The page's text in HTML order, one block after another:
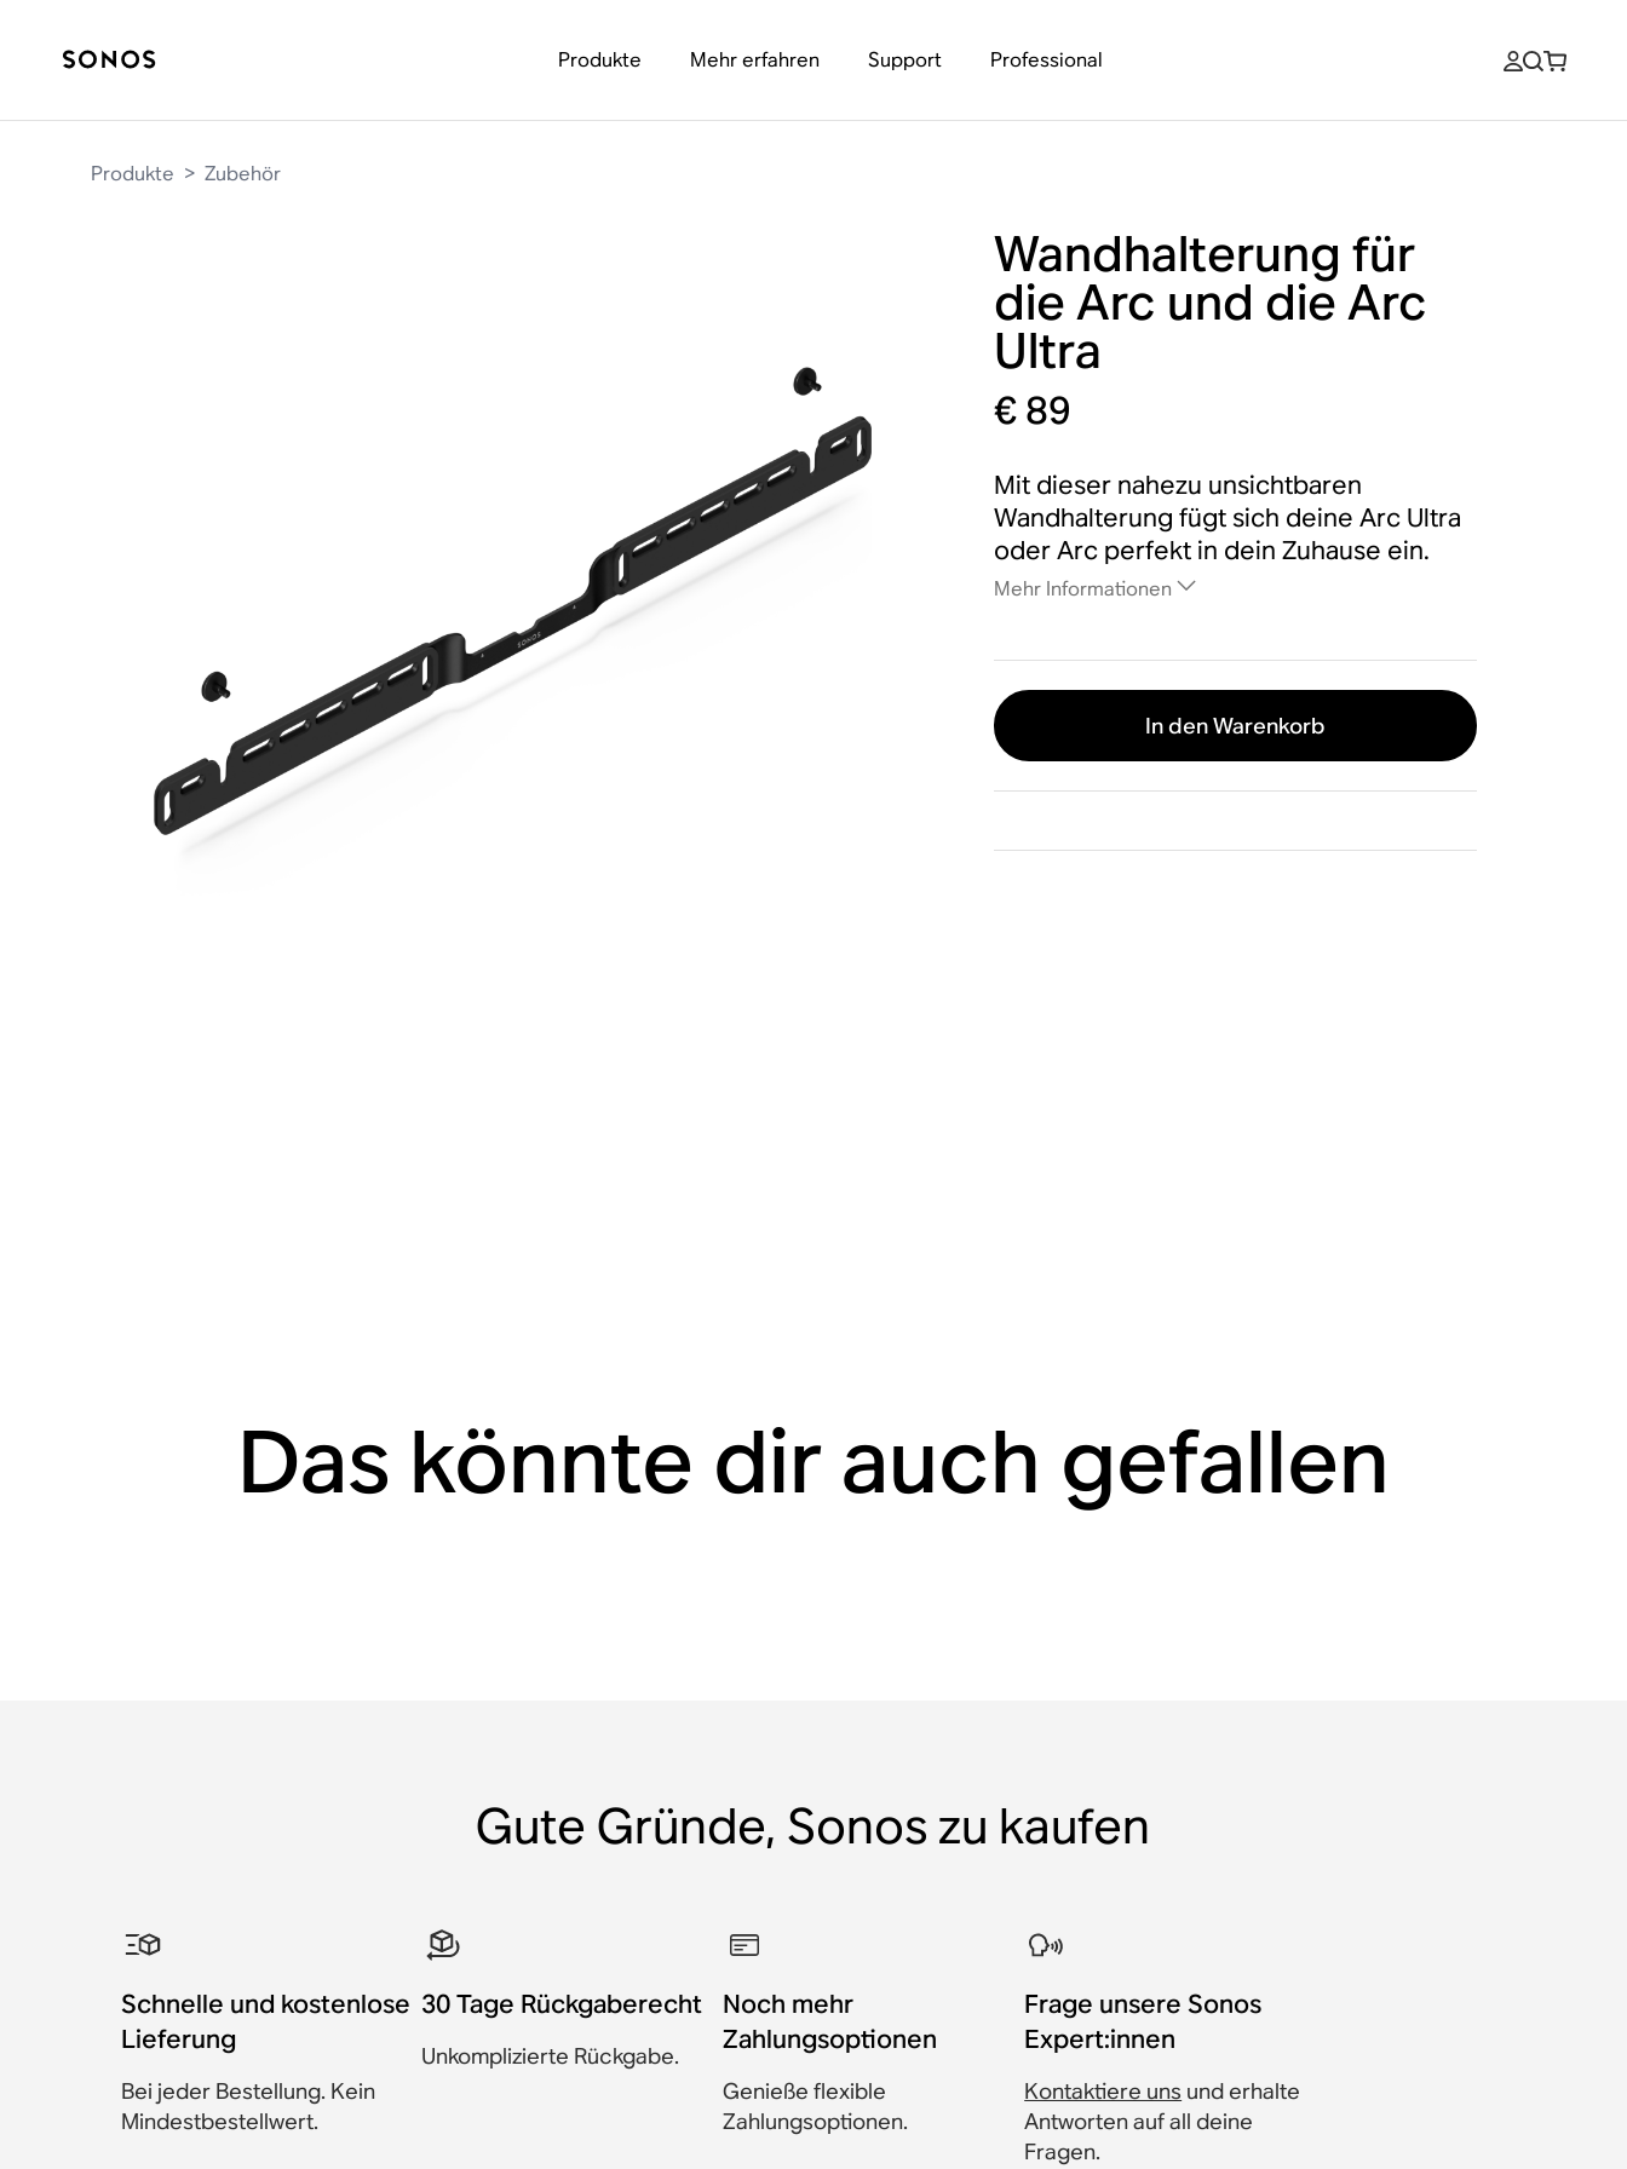
Produkte Mehr erfahren Support Professional
Produkte > Zubehör
Wandhalterung für
die Arc und die Arc
Ultra
€ 89
Mit dieser nahezu unsichtbaren
Wandhalterung fügt sich deine Arc Ultra
oder Arc perfekt in dein Zuhause ein.
Mehr Informationen
In den Warenkorb
Das könnte dir auch gefallen
Gute Gründe, Sonos zu kaufen
Schnelle und kostenlose
Lieferung
Bei jeder Bestellung. Kein
Mindestbestellwert.
30 Tage Rückgaberecht
Unkomplizierte Rückgabe.
Noch mehr
Zahlungsoptionen
Genieße flexible
Zahlungsoptionen.
​Frage unsere Sonos
Expert:innen
Kontaktiere uns und erhalte
Antworten auf all deine
Fragen.